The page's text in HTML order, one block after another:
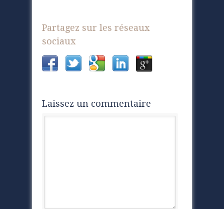
Partagez sur les réseaux
sociaux
Laissez un commentaire